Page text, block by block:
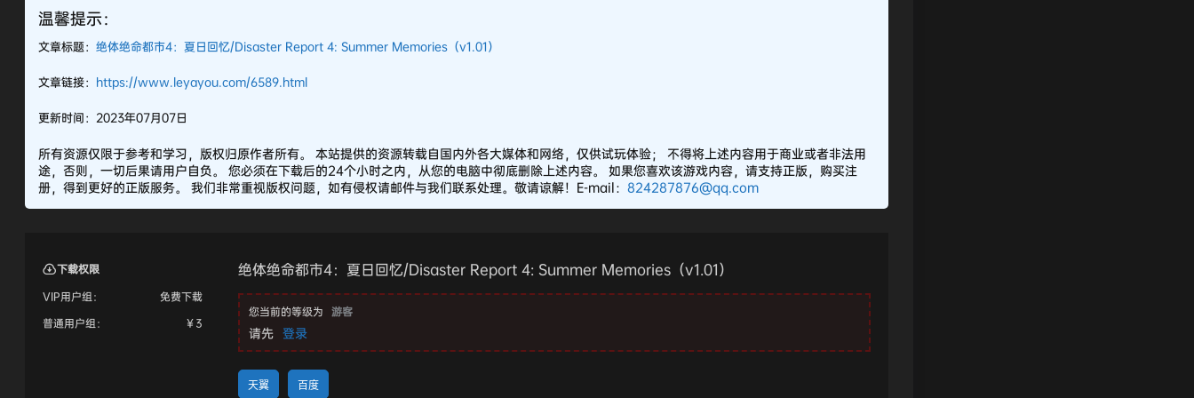
温馨提示：
文章标题： 绝体绝命都市4：夏日回忆/Disaster Report 4: Summer Memories（v1.01）
文章链接： https://www.leyayou.com/6589.html
更新时间：2023年07月07日
所有资源仅限于参考和学习，版权归原作者所有。 本站提供的资源转载自国内外各大媒体和网络，仅供试玩体验； 不得将上述内容用于商业或者非法用
途，否则，一切后果请用户自负。 您必须在下载后的24个小时之内，从您的电脑中彻底删除上述内容。 如果您喜欢该游戏内容，请支持正版，购买注
册，得到更好的正版服务。 我们非常重视版权问题，如有侵权请邮件与我们联系处理。敬请谅解！E-mail： 824287876@qq.com
下载权限
VIP用户组：
免费下载
普通用户组：
￥3
绝体绝命都市4：夏日回忆/Disaster Report 4: Summer Memories（v1.01）
您当前的等级为 游客
请先 登录
天翼 百度